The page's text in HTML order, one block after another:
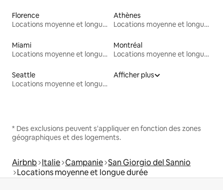
Florence
Locations moyenne et longue durée
Athènes
Locations moyenne et longue durée
Miami
Locations moyenne et longue durée
Montréal
Locations moyenne et longue durée
Seattle
Locations moyenne et longue durée
Afficher plus
* Des exclusions peuvent s'appliquer en fonction des zones
géographiques et des logements.
Airbnb Italie Campanie San Giorgio del Sannio
Locations moyenne et longue durée